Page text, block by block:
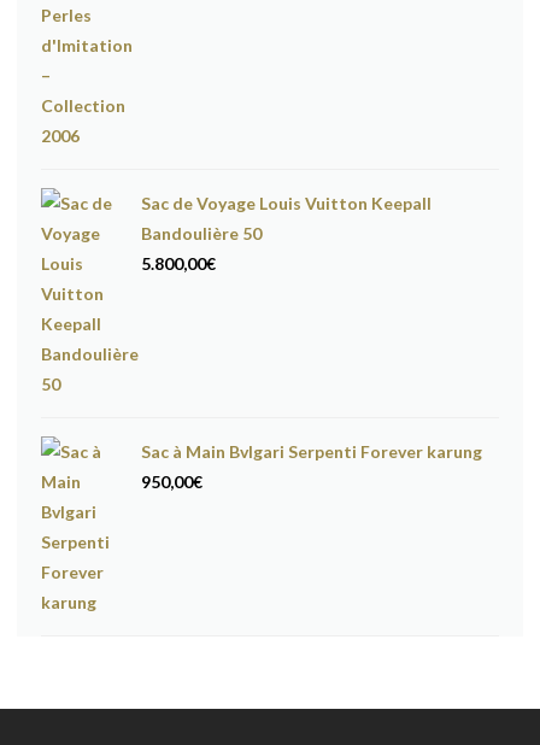
Sac de Voyage Louis Vuitton Keepall
Bandoulière 50
5.800,00€
Sac à Main Bvlgari Serpenti Forever karung
950,00€